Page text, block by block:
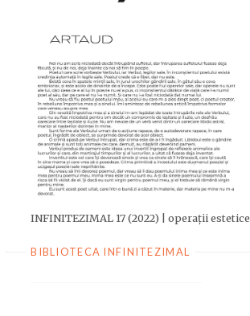
INFINITEZIMAL 17 (2022) | operații estetice
BIBLIOTECA INFINITEZIMAL